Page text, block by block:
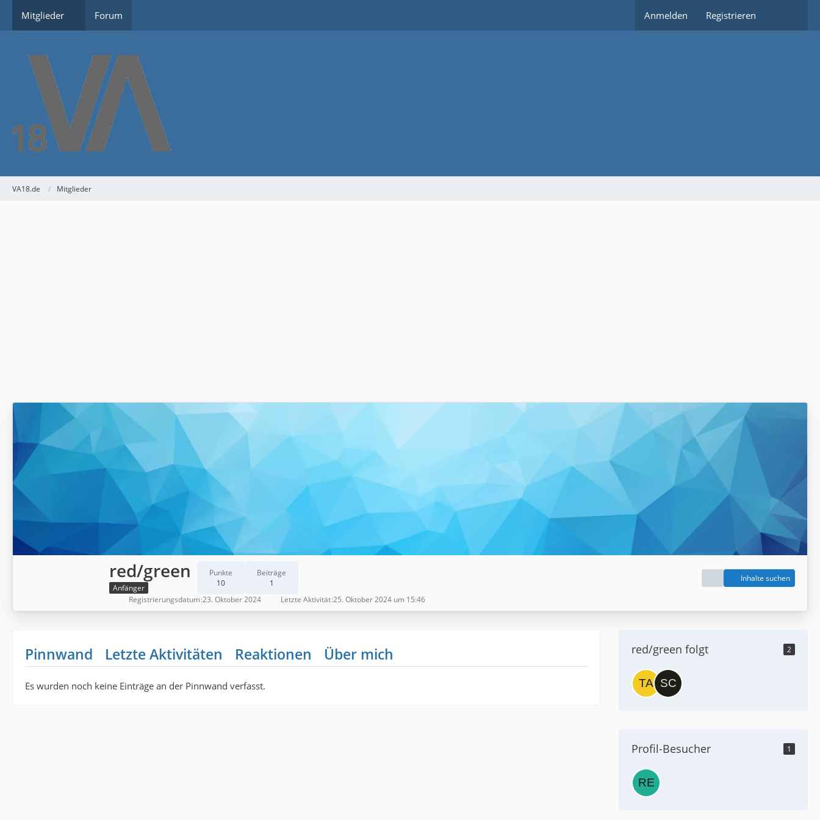
Mitglieder Forum Anmelden Registrieren
VA18.de Mitglieder
red/green
Anfänger
Punkte
10
Beiträge
1
Inhalte suchen
Registrierungsdatum 23. Oktober 2024 Letzte Aktivität 25. Oktober 2024 um 15:46
Pinnwand Letzte Aktivitäten Reaktionen Über mich
Es wurden noch keine Einträge an der Pinnwand verfasst.
red/green folgt 2
Profil-Besucher 1